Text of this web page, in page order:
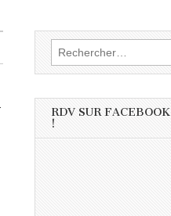
Rechercher :
RDV SUR FACEBOOK
!